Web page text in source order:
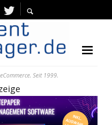
Seit 1999.